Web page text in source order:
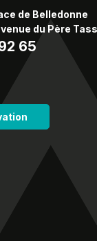
de Belledonne
du Père
65